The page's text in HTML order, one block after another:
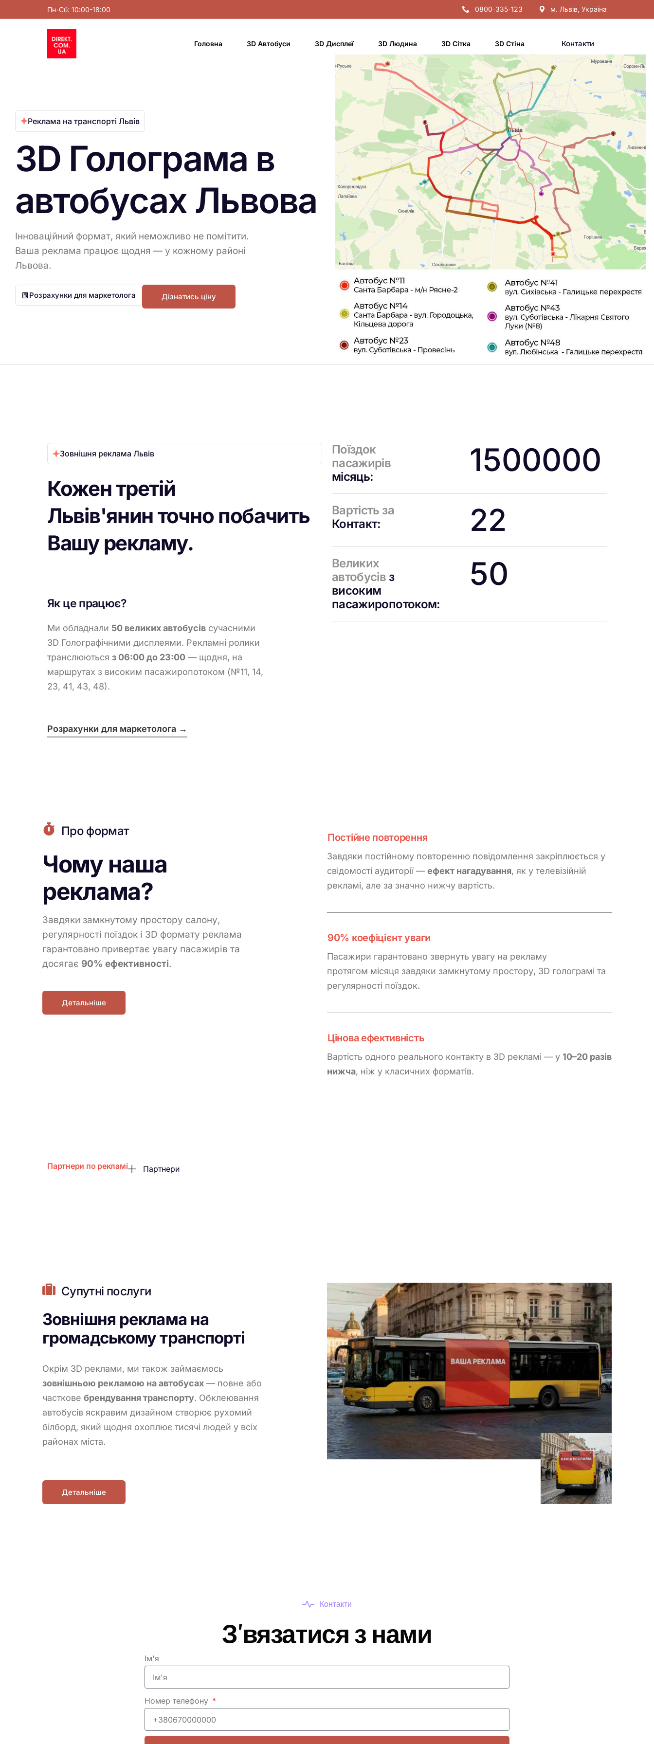
Пн-Сб: 10:00-18:00 0800-335-123 м. Львів, Україна
Головна 3D Автобуси 3D Дисплеї 3D Людина 3D Сітка 3D Стіна Контакти
Реклама на транспорті Львів
3D Голограма в
автобусах Львова
Інноваційний формат, який неможливо не помітити.
Ваша реклама працює щодня — у кожному районі
Львова.
Розрахунки для маркетолога Дізнатись ціну
Зовнішня реклама Львів
Кожентретій
Львів'янин точно побачить
Вашу рекламу.
Як це працює?
Ми обладнали 50 великих автобусів сучасними
3D Голографічними дисплеями. Рекламні ролики
транслюються з 06:00 до 23:00 — щодня, на
маршрутах з високим пасажиропотоком (№11, 14,
23, 41, 43, 48).
Розрахунки для маркетолога →
Поїздок
пасажирів
місяць:
1500000
Вартість за
Контакт:
22
Великих
автобусів з
високим
пасажиропотоком:
50
Про формат
Чому наша
реклама?
Завдяки замкнутому простору салону,
регулярності поїздок і 3D формату реклама
гарантовано привертає увагу пасажирів та
досягає 90% ефективності.
Детальніше
Постійне повторення
Завдяки постійному повторенню повідомлення закріплюється у
свідомості аудиторії — ефект нагадування, як у телевізійній
рекламі, але за значно нижчу вартість.
90% коефіцієнт уваги
Пасажири гарантовано звернуть увагу на рекламу
протягом місяця завдяки замкнутому простору, 3D голограмі та
регулярності поїздок.
Цінова ефективність
Вартість одного реального контакту в 3D рекламі — у 10–20 разів
нижча, ніж у класичних форматів.
Партнери по рекламі Партнери
Супутні послуги
Зовнішня реклама на
громадському транспорті
Окрім 3D реклами, ми також займаємось
зовнішньою рекламою на автобусах — повне або
часткове брендування транспорту. Обклеювання
автобусів яскравим дизайном створює рухомий
білборд, який щодня охоплює тисячі людей у всіх
районах міста.
Детальніше
Контакти
З'вязатися з нами
Ім'я
Номер телефону